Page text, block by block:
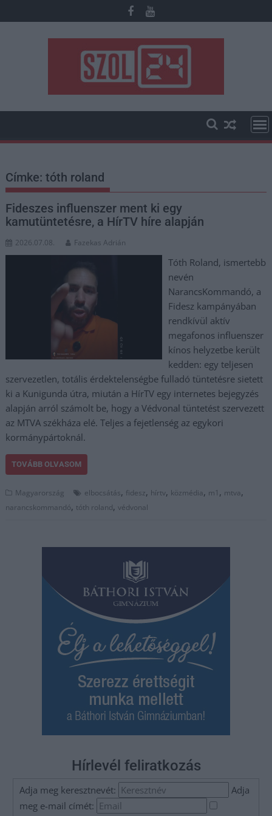
to
Címke:tóth roland
Fideszes influenszer ment ki egy
kamutüntetésre, a HírTV híre alapján
2026.07.08. Fazekas Adrián
Tóth Roland, ismertebb
nevén
NarancsKommandó, a
Fidesz kampányában
rendkívül aktív
megafonos influenszer
kínos helyzetbe került
kedden: egy teljesen
szervezetlen, totális érdektelenségbe fulladó tüntetésre sietett
ki a Kunigunda útra, miután a HírTV egy internetes bejegyzés
alapján arról számolt be, hogy a Védvonal tüntetést szervezett
az MTVA székháza elé. Teljes a fejetlenség az egykori
kormánypártoknál.
TOVÁBB OLVASOM
Magyarország elbocsátás, fidesz, hírtv, közmédia, m1 , mtva,
narancskommandó, tóth roland,védvonal
Hírlevél feliratkozás
Adja meg keresztnevét:
Adja
meg e-mail címét: